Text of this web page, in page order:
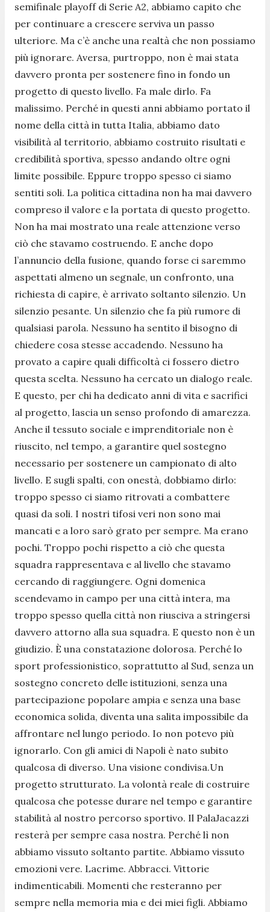
semifinale playoff di Serie A2, abbiamo capito che
per continuare a crescere serviva un passo
ulteriore. Ma c’è anche una realtà che non possiamo
più ignorare. Aversa, purtroppo, non è mai stata
davvero pronta per sostenere fino in fondo un
progetto di questo livello. Fa male dirlo. Fa
malissimo. Perché in questi anni abbiamo portato il
nome della città in tutta Italia, abbiamo dato
visibilità al territorio, abbiamo costruito risultati e
credibilità sportiva, spesso andando oltre ogni
limite possibile. Eppure troppo spesso ci siamo
sentiti soli. La politica cittadina non ha mai davvero
compreso il valore e la portata di questo progetto.
Non ha mai mostrato una reale attenzione verso
ciò che stavamo costruendo. E anche dopo
l’annuncio della fusione, quando forse ci saremmo
aspettati almeno un segnale, un confronto, una
richiesta di capire, è arrivato soltanto silenzio. Un
silenzio pesante. Un silenzio che fa più rumore di
qualsiasi parola. Nessuno ha sentito il bisogno di
chiedere cosa stesse accadendo. Nessuno ha
provato a capire quali difficoltà ci fossero dietro
questa scelta. Nessuno ha cercato un dialogo reale.
E questo, per chi ha dedicato anni di vita e sacrifici
al progetto, lascia un senso profondo di amarezza.
Anche il tessuto sociale e imprenditoriale non è
riuscito, nel tempo, a garantire quel sostegno
necessario per sostenere un campionato di alto
livello. E sugli spalti, con onestà, dobbiamo dirlo:
troppo spesso ci siamo ritrovati a combattere
quasi da soli. I nostri tifosi veri non sono mai
mancati e a loro sarò grato per sempre. Ma erano
pochi. Troppo pochi rispetto a ciò che questa
squadra rappresentava e al livello che stavamo
cercando di raggiungere. Ogni domenica
scendevamo in campo per una città intera, ma
troppo spesso quella città non riusciva a stringersi
davvero attorno alla sua squadra. E questo non è un
giudizio. È una constatazione dolorosa. Perché lo
sport professionistico, soprattutto al Sud, senza un
sostegno concreto delle istituzioni, senza una
partecipazione popolare ampia e senza una base
economica solida, diventa una salita impossibile da
affrontare nel lungo periodo. Io non potevo più
ignorarlo. Con gli amici di Napoli è nato subito
qualcosa di diverso. Una visione condivisa.Un
progetto strutturato. La volontà reale di costruire
qualcosa che potesse durare nel tempo e garantire
stabilità al nostro percorso sportivo. Il PalaJacazzi
resterà per sempre casa nostra. Perché lì non
abbiamo vissuto soltanto partite. Abbiamo vissuto
emozioni vere. Lacrime. Abbracci. Vittorie
indimenticabili. Momenti che resteranno per
sempre nella memoria mia e dei miei figli. Abbiamo